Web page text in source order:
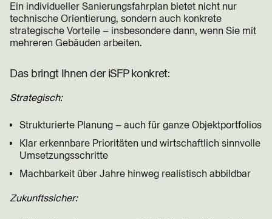
Ein individueller Sanierungsfahrplan bietet nicht nur
technische Orientierung, sondern auch konkrete
strategische Vorteile – insbesondere dann, wenn Sie mit
mehreren Gebäuden arbeiten.
Das bringt Ihnen der iSFP konkret:
Strategisch:
Strukturierte Planung – auch für ganze Objektportfolios
Klar erkennbare Prioritäten und wirtschaftlich sinnvolle
Umsetzungsschritte
Machbarkeit über Jahre hinweg realistisch abbildbar
Zukunftssicher: